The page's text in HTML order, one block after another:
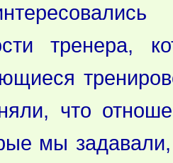
тренера,
что
мы